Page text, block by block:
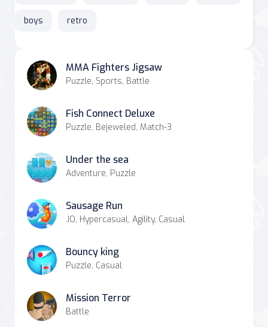
boys retro
MMA Fighters Jigsaw
Puzzle, Sports, Battle
Fish Connect Deluxe
Puzzle, Bejeweled, Match-3
Under the sea
Adventure, Puzzle
Sausage Run
.IO, Hypercasual, Agility, Casual
Bouncy king
Puzzle, Casual
Mission Terror
Battle